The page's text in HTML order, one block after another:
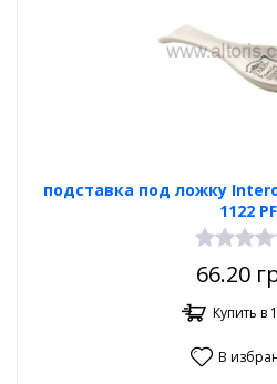
подставка под ложку
1122 PF
66.20
Купить в
В